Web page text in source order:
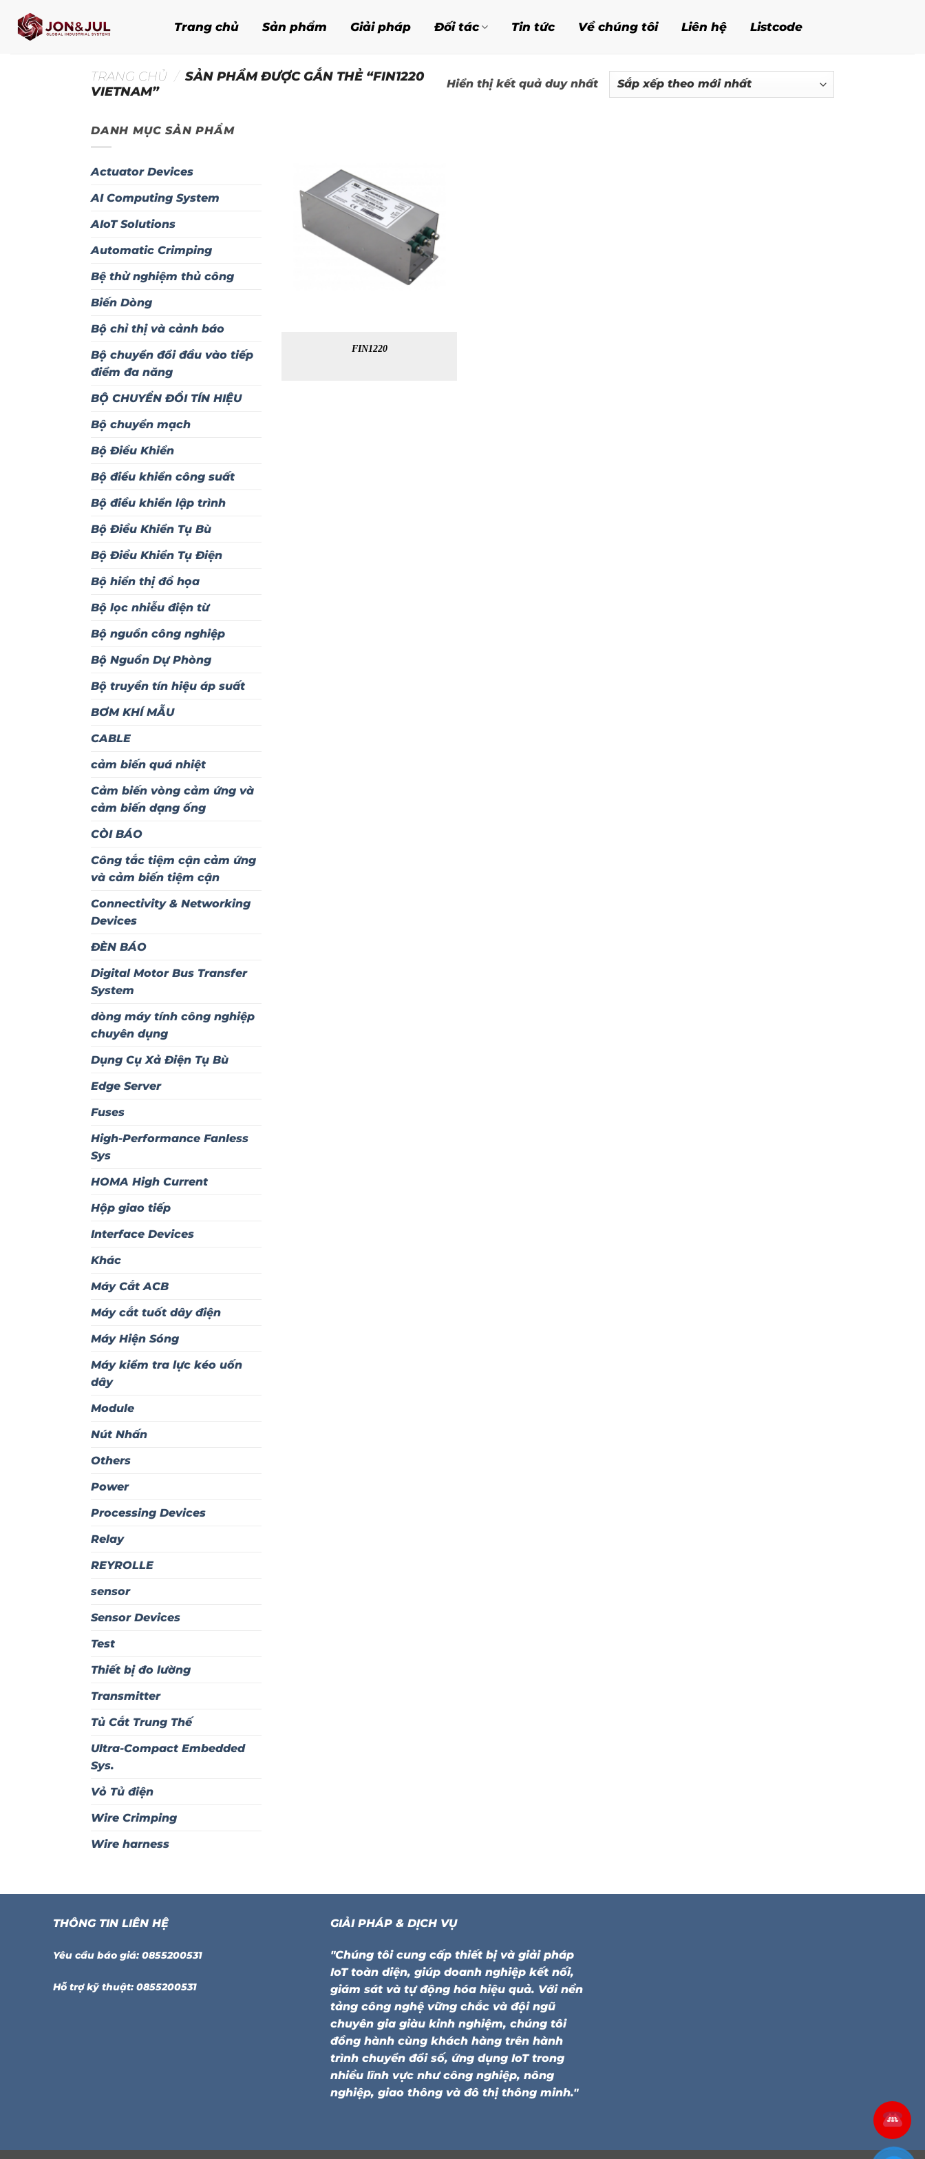
qua
Trang chủ Sản phẩm Giải pháp Đối tác Tin tức Về chúng tôi Liên hệ Listcode
TRANG CHỦ / SẢN PHẨM ĐƯỢC GẮN THẺ “FIN1220
VIETNAM”
Hiển thị kết quả duy nhất
DANH MỤC SẢN PHẨM
Actuator Devices
AI Computing System
AIoT Solutions
Automatic Crimping
Bệ thử nghiệm thủ công
Biến Dòng
Bộ chỉ thị và cảnh báo
Bộ chuyển đổi đầu vào tiếp
điểm đa năng
BỘ CHUYỂN ĐỔI TÍN HIỆU
Bộ chuyển mạch
Bộ Điều Khiển
Bộ điều khiển công suất
Bộ điều khiển lập trình
Bộ Điều Khiển Tụ Bù
Bộ Điều Khiển Tụ Điện
Bộ hiển thị đồ họa
Bộ lọc nhiễu điện từ
Bộ nguồn công nghiệp
Bộ Nguồn Dự Phòng
Bộ truyền tín hiệu áp suất
BƠM KHÍ MẪU
CABLE
cảm biến quá nhiệt
Cảm biến vòng cảm ứng và
cảm biến dạng ống
CÒI BÁO
Công tắc tiệm cận cảm ứng
và cảm biến tiệm cận
Connectivity & Networking
Devices
ĐÈN BÁO
Digital Motor Bus Transfer
System
dòng máy tính công nghiệp
chuyên dụng
Dụng Cụ Xả Điện Tụ Bù
Edge Server
Fuses
High-Performance Fanless
Sys
HOMA High Current
Hộp giao tiếp
Interface Devices
Khác
Máy Cắt ACB
Máy cắt tuốt dây điện
Máy Hiện Sóng
Máy kiểm tra lực kéo uốn
dây
Module
Nút Nhấn
Others
Power
Processing Devices
Relay
REYROLLE
sensor
Sensor Devices
Test
Thiết bị đo lường
Transmitter
Tủ Cắt Trung Thế
Ultra-Compact Embedded
Sys.
Vỏ Tủ điện
Wire Crimping
Wire harness
FIN1220
THÔNG TIN LIÊN HỆ
Yêu cầu báo giá: 0855200531
Hỗ trợ kỹ thuật: 0855200531
GIẢI PHÁP & DỊCH VỤ
"Chúng tôi cung cấp thiết bị và giải pháp
IoT toàn diện, giúp doanh nghiệp kết nối,
giám sát và tự động hóa hiệu quả. Với nền
tảng công nghệ vững chắc và đội ngũ
chuyên gia giàu kinh nghiệm, chúng tôi
đồng hành cùng khách hàng trên hành
trình chuyển đổi số, ứng dụng IoT trong
nhiều lĩnh vực như công nghiệp, nông
nghiệp, giao thông và đô thị thông minh."